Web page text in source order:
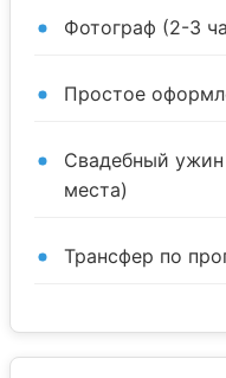
Фотограф (2-3
Простое
Свадебный ужин
места)
Трансфер по